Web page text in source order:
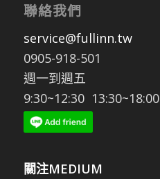
聯絡我們
service@fullinn.tw
0905-918-501
週一到週五
9:30~12:30 13:30~18:00
關注MEDIUM